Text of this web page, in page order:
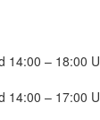
14:00 – 18:00
14:00 – 17:00